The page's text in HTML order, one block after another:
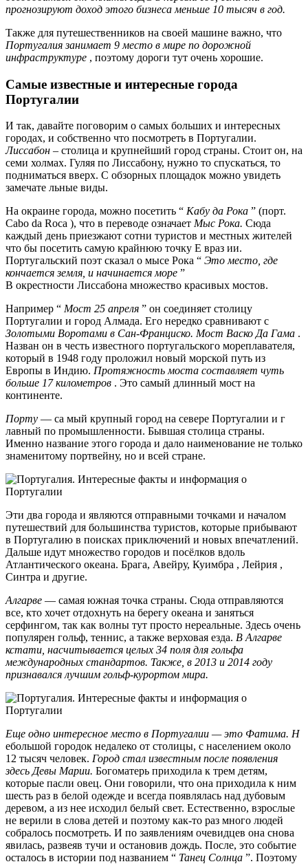
прогнозируют доход этого бизнеса меньше 10 тысяч в год.
Также для путешественников на своей машине важно, что
Португалия занимает 9 место в мире по дорожной
инфраструктуре , поэтому дороги тут очень хорошие.
Самые известные и интересные города
Португалии
И так, давайте поговорим о самых больших и интересных
городах, и собственно что посмотреть в Португалии.
Лиссабон – столица и крупнейший город страны. Стоит он, на
семи холмах. Гуляя по Лиссабону, нужно то спускаться, то
подниматься вверх. С обзорных площадок можно увидеть
замечате льные виды.
На окраине города, можно посетить “ Кабу да Рока ” (порт.
Cabo da Roca ), что в переводе означает Мыс Рока. Сюда
каждый день приезжают сотни туристов и местных жителей
что бы посетить самую крайнюю точку Е враз ии.
Португальский поэт сказал о мысе Рока “ Это место, где
кончается земля, и начинается море ”
В окрестности Лиссабона множество красивых мостов.
Например “ Мост 25 апреля ” он соединяет столицу
Португалии и город Алмада. Его нередко сравнивают с
Золотыми Воротами в Сан-Франциско. Мост Васко Да Гама .
Назван он в честь известного португальского мореплавателя,
который в 1948 году проложил новый морской путь из
Европы в Индию. Протяжность моста составляет чуть
больше 17 километров . Это самый длинный мост на
континенте.
Порту — са мый крупный город на севере Португалии и г
лавный по промышленности. Бывшая столица страны.
Именно название этого города и дало наименование не только
знаменитому портвейну, но и всей стране.
Эти два города и являются отправными точками и началом
путешествий для большинства туристов, которые прибывают
в Португалию в поисках приключений и новых впечатлений.
Дальше идут множество городов и посёлков вдоль
Атлантического океана. Брага, Авейру, Куимбра , Лейрия ,
Синтра и другие.
Алгарве — самая южная точка страны. Сюда отправляются
все, кто хочет отдохнуть на берегу океана и заняться
серфингом, так как волны тут просто нереальные. Здесь очень
популярен гольф, теннис, а также верховая езда. В Алгарве
кстати, насчитывается целых 34 поля для гольфа
международных стандартов. Также, в 2013 и 2014 году
признавался лучшим гольф-курортом мира.
Еще одно интересное место в Португалии — это Фатима. Н
ебольшой городок недалеко от столицы, с населением около
12 тысяч человек. Город стал известным после появления
здесь Девы Марии. Богоматерь приходила к трем детям,
которые пасли овец. Они говорили, что она приходила к ним
шесть раз в белой одежде и всегда появлялась над дубовым
деревом, а из нее исходил белый свет. Естественно, взрослые
не верили в слова детей и поэтому как-то раз много людей
собралось посмотреть. И по заявлениям очевидцев она снова
явилась, развеяв тучи и остановив дождь. После, это событие
осталось в истории под названием “ Танец Солнца ”. Поэтому